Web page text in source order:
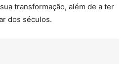
transformação, além de a ter
dos séculos.